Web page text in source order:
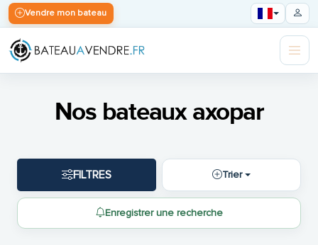
Vendre mon bateau
Nos bateaux axopar
FILTRES Trier
Enregistrer une recherche